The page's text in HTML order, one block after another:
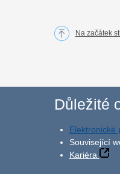
Na začátek
Důležité
Elektronické
Související
Kariéra